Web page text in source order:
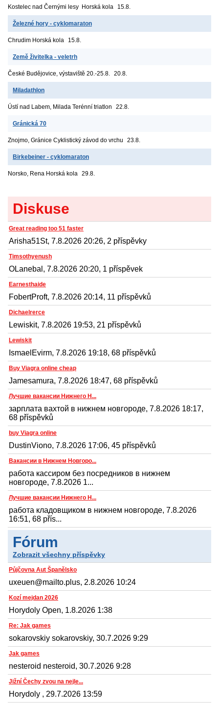
Kostelec nad Černými lesy Horská kola 15.8.
Železné hory - cyklomaraton
Chrudim Horská kola 15.8.
Země živitelka - veletrh
České Budějovice, výstaviště 20.-25.8. 20.8.
Miladathlon
Ústí nad Labem, Milada Terénní triatlon 22.8.
Gránická 70
Znojmo, Gránice Cyklistický závod do vrchu 23.8.
Birkebeiner - cyklomaraton
Norsko, Rena Horská kola 29.8.
Diskuse
Great reading too 51 faster
Arisha51St, 7.8.2026 20:26, 2 příspěvky
Timsothyenush
OLanebal, 7.8.2026 20:20, 1 příspěvek
Earnesthaide
FobertProft, 7.8.2026 20:14, 11 příspěvků
Dichaelrerce
Lewiskit, 7.8.2026 19:53, 21 příspěvků
Lewiskit
IsmaelEvirm, 7.8.2026 19:18, 68 příspěvků
Buy Viagra online cheap
Jamesamura, 7.8.2026 18:47, 68 příspěvků
Лучшие вакансии Нижнего Н...
зарплата вахтой в нижнем новгороде, 7.8.2026 18:17,
68 příspěvků
buy Viagra online
DustinViono, 7.8.2026 17:06, 45 příspěvků
Вакансии в Нижнем Новгоро...
работа кассиром без посредников в нижнем
новгороде, 7.8.2026 1...
Лучшие вакансии Нижнего Н...
работа кладовщиком в нижнем новгороде, 7.8.2026
16:51, 68 přís...
Fórum
Zobrazit všechny příspěvky
Půjčovna Aut Španělsko
uxeuen@mailto.plus, 2.8.2026 10:24
Kozí mejdan 2026
Horydoly Open, 1.8.2026 1:38
Re: Jak games
sokarovskiy sokarovskiy, 30.7.2026 9:29
Jak games
nesteroid nesteroid, 30.7.2026 9:28
Jižní Čechy zvou na nejle...
Horydoly , 29.7.2026 13:59